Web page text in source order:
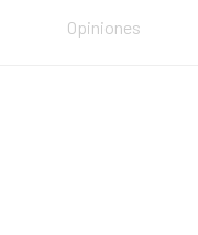
Opiniones